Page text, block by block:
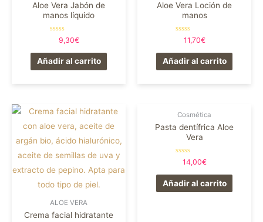
Aloe Vera Jabón de
manos líquido
Valorado
0
de
5
9,30€
Añadir al carrito
Aloe Vera Loción de
manos
Valorado
0
de
5
11,70€
Añadir al carrito
ALOE VERA
Crema facial hidratante
Cosmética
Pasta dentífrica Aloe
Vera
Valorado
0
de
5
14,00€
Añadir al carrito